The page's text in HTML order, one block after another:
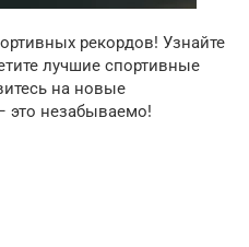
рекордов! Узнайте
лучшие спортивные
на новые
это незабываемо!